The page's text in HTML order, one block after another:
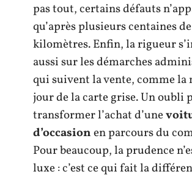
pas tout, certains défauts
qu’après plusieurs centaines de
kilomètres. Enfin, la rigueur
aussi sur les démarches
qui suivent la vente, comme la
jour de la carte grise. Un oubli
transformer l’achat d’une
d’occasionen parcours du
Pour beaucoup, la prudence
luxe : c’est ce qui fait la